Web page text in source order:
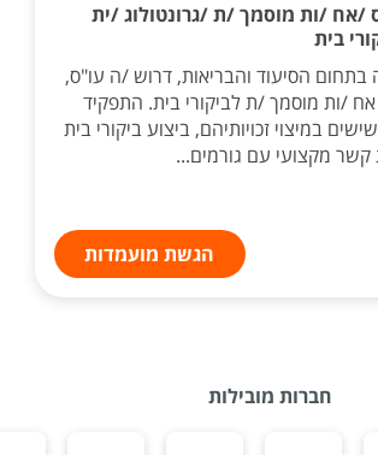
/אח /ות מוסמך /ת /גרונטולוג /ית
בית
בתחום הסיעוד והבריאות, דרוש /ה עו"ס,
אח /ות מוסמך /ת לביקורי בית. התפקיד
במיצוי זכויותיהם, ביצוע ביקורי בית
קשר מקצועי עם גורמים...
הגשת מועמדות
חברות מובילות